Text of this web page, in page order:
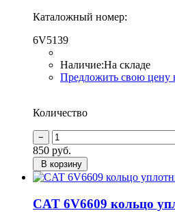
Каталожный номер:
6V5139
Наличие:На складе
Предложить свою цену
Количество
850 руб.
В корзину
CAT 6V6609 кольцо